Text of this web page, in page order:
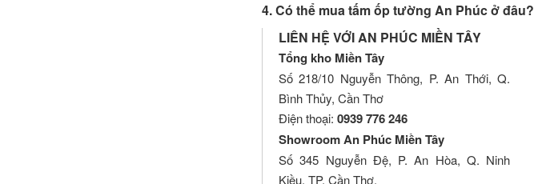
4. Có thể mua tấm ốp tường An Phúc ở đâu?
LIÊN HỆ VỚI AN PHÚC MIỀN TÂY
Tổng kho Miền Tây
Số 218/10 Nguyễn Thông, P. An Thới, Q.
Bình Thủy, Cần Thơ
Điện thoại: 0939 776 246
Showroom An Phúc Miền Tây
Số 345 Nguyễn Đệ, P. An Hòa, Q. Ninh
Kiều, TP. Cần Thơ.